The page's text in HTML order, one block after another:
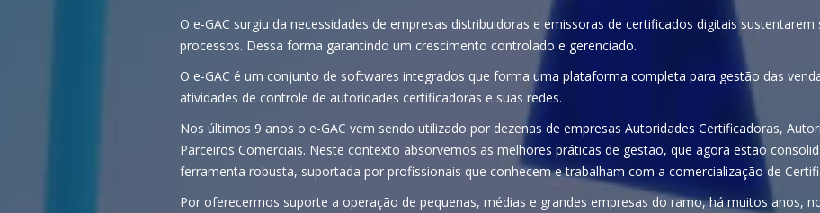
O e-GAC surgiu da necessidades de empresas distribuidoras e emissoras de certificados digitais sustentarem
processos. Dessa forma garantindo um crescimento controlado e gerenciado.
O e-GAC é um conjunto de softwares integrados que forma uma plataforma completa para gestão das
atividades de controle de autoridades certificadoras e suas redes.
Nos últimos 9 anos o e-GAC vem sendo utilizado por dezenas de empresas Autoridades Certificadoras,
Parceiros Comerciais. Neste contexto absorvemos as melhores práticas de gestão, que agora estão
ferramenta robusta, suportada por profissionais que conhecem e trabalham com a comercialização de
Por oferecermos suporte a operação de pequenas, médias e grandes empresas do ramo, há muitos anos,